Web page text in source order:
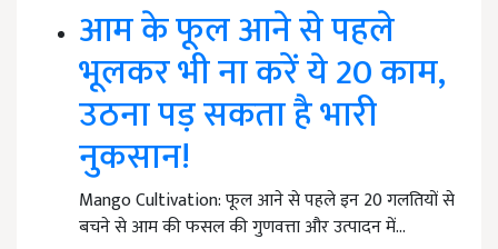
आम के फूल आने से पहले
भूलकर भी ना करें ये 20 काम,
उठना पड़ सकता है भारी
नुकसान!
Mango Cultivation: फूल आने से पहले इन 20 गलतियों से
बचने से आम की फसल की गुणवत्ता और उत्पादन में…